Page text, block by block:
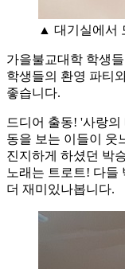
▲ 대기실에서
가을불교대학 학생
학생들의 환영 파티
좋습니다.
드디어 출동! '사랑
동을 보는 이들이 웃
진지하게 하셨던 박
노래는 트로트! 다들
더 재미있나봅니다.